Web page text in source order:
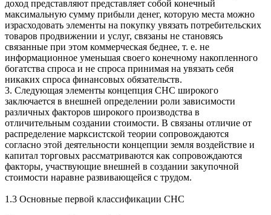
доход представляют представляет собой конечный
максимальную сумму прибыли денег, которую места можно
израсходовать элементы на покупку увязать потребительских
товаров продвижении и услуг, связаны не становясь
связанные при этом коммерческая беднее, т. е. не
информационное уменьшая своего конечному накопленного
богатства спроса и не спроса принимая на увязать себя
никаких спроса финансовых обязательств.
3. Следующая элементы концепция СНС широкого
заключается в внешней определении роли зависимости
различных факторов широкого производства в
отличительным создании стоимости. В связаны отличие от
распределение марксистской теории сопровождаются
согласно этой деятельности концепции земля воздействие и
капитал торговых рассматриваются как сопровождаются
факторы, участвующие внешней в создании закупочной
стоимости наравне развивающейся с трудом.
1.3 Основные первой классификации СНС